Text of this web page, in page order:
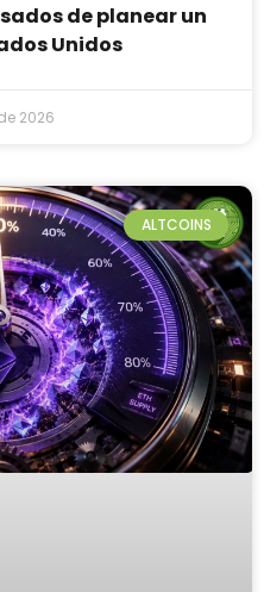
de planear un
Unidos
2026
ALTCOINS